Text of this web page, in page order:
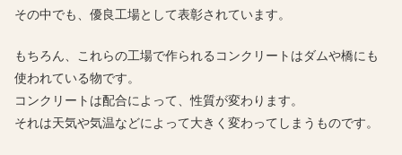
その中でも、優良工場として表彰されています。
もちろん、これらの工場で作られるコンクリートはダムや橋にも
使われている物です。
コンクリートは配合によって、性質が変わります。
それは天気や気温などによって大きく変わってしまうものです。